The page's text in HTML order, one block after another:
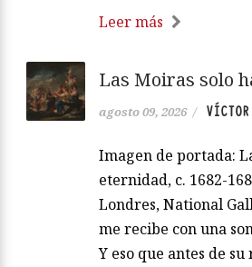
Leer más
Las Moiras solo
agosto 09, 2026 /
Imagen de portada:
eternidad, c. 1682-
Londres, National
me recibe con una
Y eso que antes de